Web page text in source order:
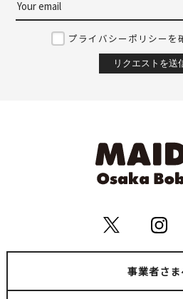
プライバシーポリシーを
事業者さま